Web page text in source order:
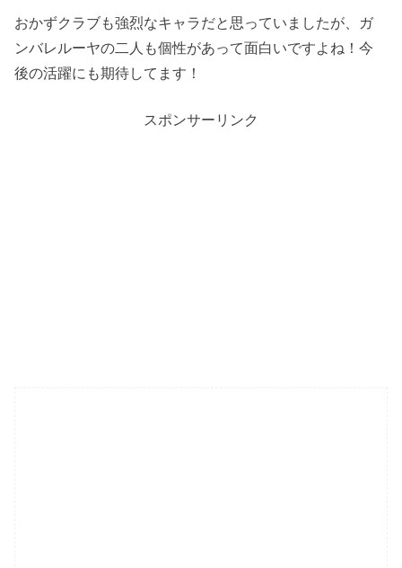
おかずクラブも強烈なキャラだと思っていましたが、ガ
ンバレルーヤの二人も個性があって面白いですよね！今
後の活躍にも期待してます！
スポンサーリンク